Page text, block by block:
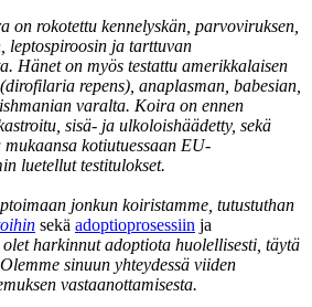
on rokotettu kennelyskän, parvoviruksen,
leptospiroosin ja tarttuvan
Hänet on myös testattu amerikkalaisen
repens), anaplasman, babesian,
varalta. Koira on ennen
sisä- ja ulkoloishäädetty, sekä
kotiutuessaan EU-
luetellut testitulokset.
jonkun koiristamme, tutustuthan
sekä adoptioprosessiin ja
harkinnut adoptiota huolellisesti, täytä
sinuun yhteydessä viiden
vastaanottamisesta.